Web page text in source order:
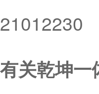
21012230
有关乾坤一